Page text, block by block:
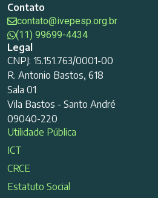
Contato
contato@ivepesp.org.br
(11) 99699-4434
Legal
CNPJ: 15.151.763/0001-00
R. Antonio Bastos, 618
Sala 01
Vila Bastos - Santo André
09040-220
Utilidade Pública
ICT
CRCE
Estatuto Social